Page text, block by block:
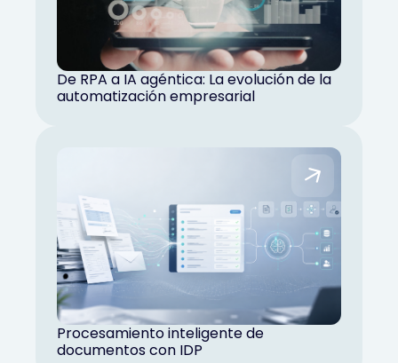
De RPA a IA agéntica: La evolución de la
automatización empresarial
Procesamiento inteligente de
documentos con IDP